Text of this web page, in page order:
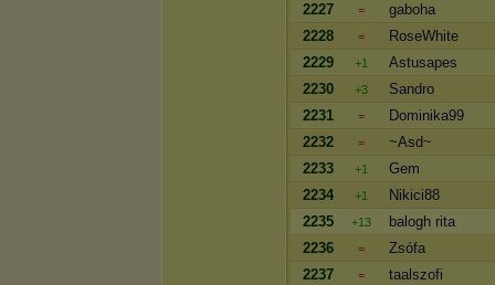
2227
=
gaboha
2228
=
RoseWhite
2229
+1
Astusapes
2230
+3
Sandro
2231
=
Dominika99
2232
=
~Asd~
2233
+1
Gem
2234
+1
Nikici88
2235
+13
balogh rita
2236
=
Zsófa
2237
=
taalszofi